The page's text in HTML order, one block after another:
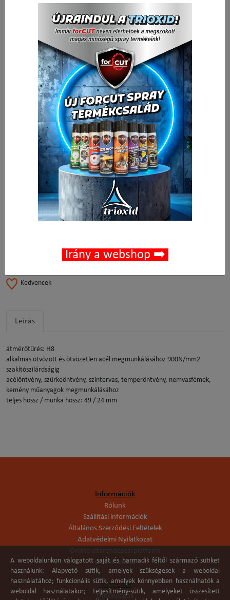
BOHRCRAFT Köszörült csigafúrók osztott keresztéllel
• DIN 338 szerint
• Teljes edzésű, nagy teljesítményű gyorsacélból
• N típusú jobbravágó, 118°-os fúrócsúccsal, harántköszörült,
átmérőtűrés: h8
• Két vágóélű, kétspirálú, köszörült hengeres fúró, fényes felülettel
• A befogószár megfelel a furatátmérőnek
• Alkalmas ötvözött és ötvözetlen acélhoz 800 N/mm2 szakítószilárdságig,
acélöntvény, szürkeöntvény, szintervas, temperöntvény, nemvasfémek,
kemény műanyagok megmunkálásához
Csomagolási egység: 10 db
135,43 Ft / db
172,00 Ft / db
Vissza a kategóriába: Csigafúrók HSS
Kedvencek
Leírás
átmérőtűrés: H8
a lkalmas ötvözött és ötvözetlen acél megmunkálásához 900N/mm2
szakítószilárdságig
acélöntvény, szürkeöntvény, szintervas, temperöntvény, nemvasfémek,
kemény műanyagok megmunkálásához
teljes hossz / munka hossz: 49 / 24 mm
Információk
Rólunk
Szállítási információk
Általános Szerződési Feltételek
Adatvédelmi Nyilatkozat
Online elállás
Termékek
Újdonságok
A weboldalunkon válogatott saját és harmadik féltől származó sütiket
használunk: Alapvető sütik, amelyek szükségesek a weboldal
használatához; funkcionális sütik, amelyek könnyebben használhatók a
weboldal használatakor; teljesítmény-sütik, amelyeket összesített
Irány a webshop ➡️